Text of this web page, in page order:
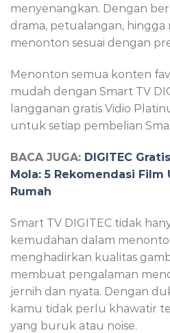
menyenangkan. Dengan
drama, petualangan, hingga
menonton sesuai dengan
Menonton semua konten
mudah dengan Smart TV
langganan gratis Vidio
untuk setiap pembelian
BACA JUGA: DIGITEC
Mola: 5 Rekomendasi Film
Rumah
Smart TV DIGITEC tidak
kemudahan dalam
menghadirkan kualitas
membuat pengalaman
jernih dan nyata. Dengan
kamu tidak perlu khawatir
yang buruk atau noise.